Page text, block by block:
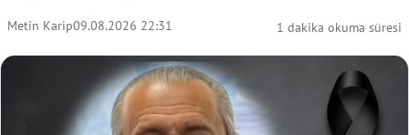
Metin Karip09.08.2026 22:31 1 dakika okuma süresi